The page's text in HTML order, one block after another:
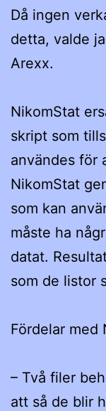
Då ingen
detta, valde
Arexx.
NikomStat
skript som
användes för
NikomStat
som kan
måste ha
datat.
som de listor
Fördelar med
– Två filer
att så de blir